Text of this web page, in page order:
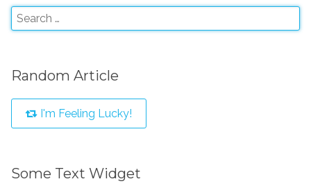
Random Article
I'm Feeling Lucky!
Some Text Widget